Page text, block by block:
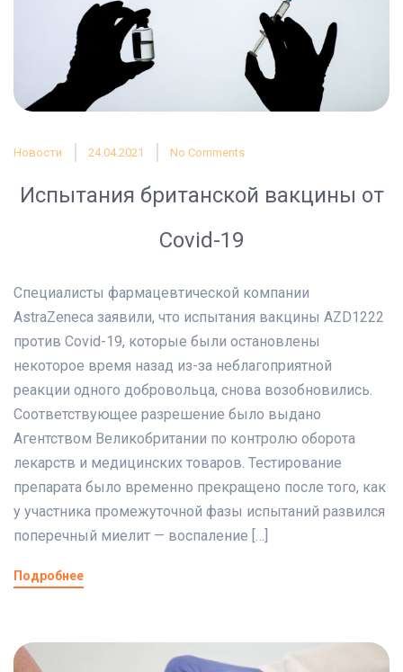
Новости 24.04.2021 No Comments
Испытания британской вакцины от
Covid-19
Специалисты фармацевтической компании
AstraZeneca заявили, что испытания вакцины AZD1222
против Covid-19, которые были остановлены
некоторое время назад из-за неблагоприятной
реакции одного добровольца, снова возобновились.
Соответствующее разрешение было выдано
Агентством Великобритании по контролю оборота
лекарств и медицинских товаров. Тестирование
препарата было временно прекращено после того, как
у участника промежуточной фазы испытаний развился
поперечный миелит — воспаление […]
Подробнее